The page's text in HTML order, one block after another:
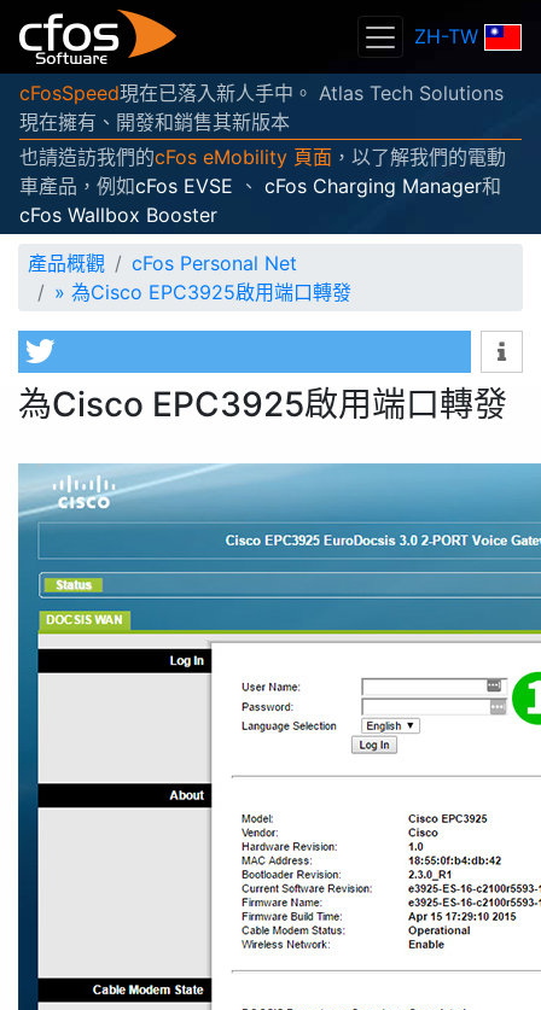
ZH-TW
cFosSpeed現在已落入新人手中。 Atlas Tech Solutions
現在擁有、開發和銷售其新版本
也請造訪我們的cFos eMobility 頁面 ，以了解我們的電動
車產品，例如cFos EVSE 、 cFos Charging Manager和
cFos Wallbox Booster
產品概觀
cFos Personal Net
» 為Cisco EPC3925啟用端口轉發
為Cisco EPC3925啟用端口轉發